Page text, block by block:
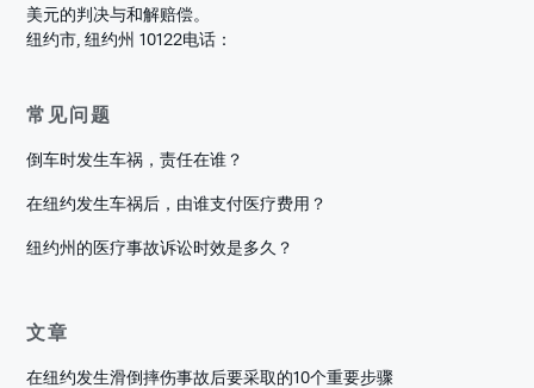
美元的判决与和解赔偿。
纽约市, 纽约州 10122电话：
常见问题
倒车时发生车祸，责任在谁？
在纽约发生车祸后，由谁支付医疗费用？
纽约州的医疗事故诉讼时效是多久？
文章
在纽约发生滑倒摔伤事故后要采取的10个重要步骤